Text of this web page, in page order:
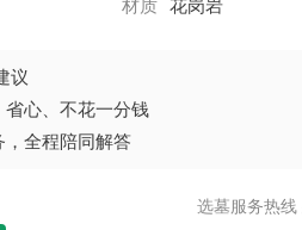
材质 花岗岩
议
心、不花一分钱
全程陪同解答
选墓服务热